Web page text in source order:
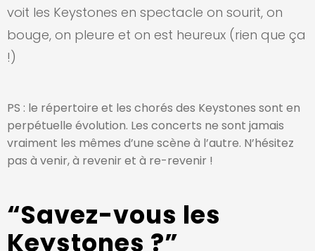
voit les Keystones en spectacle on sourit, on
bouge, on pleure et on est heureux (rien que ça
!)
PS : le répertoire et les chorés des Keystones sont en
perpétuelle évolution. Les concerts ne sont jamais
vraiment les mêmes d’une scène à l’autre. N’hésitez
pas à venir, à revenir et à re-revenir !
“Savez-vous les
Keystones ?”